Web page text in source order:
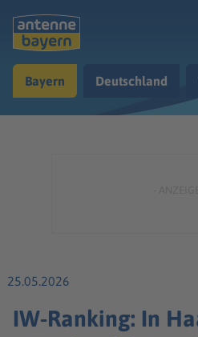
Musik & Radio
Bayern Deutschland
25.05.2026
IW-Ranking: In